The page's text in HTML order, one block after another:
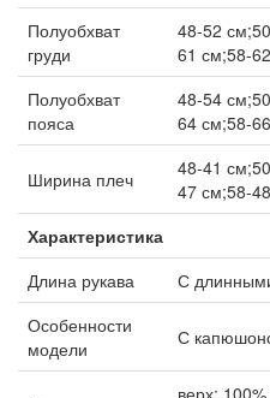
Полуобхват
груди
48-52
61 см;58-
Полуобхват
пояса
48-54
64 см;58-
Ширина плеч
48-41
47 см;58-
Характеристика
Длина рукава
С
Особенности
модели
С